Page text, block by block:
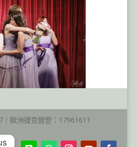
歐洲捷克營登：17961611